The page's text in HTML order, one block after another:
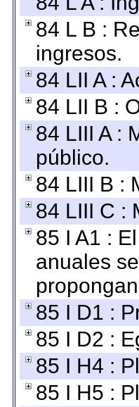
84 L B :
ingresos.
84 LII A :
84 LII B :
84 LIII A :
público.
84 LIII B :
84 LIII C :
85 I A1 :
anuales
85 I D1 :
85 I D2 :
85 I H4 :
85 I H5 :